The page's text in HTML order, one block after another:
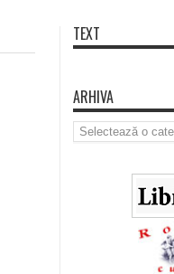
TEXT
ARHIVA
Arhiva